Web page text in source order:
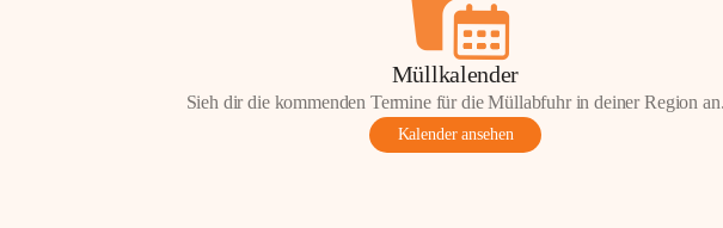
Müllkalender
Sieh dir die kommenden Termine für die Müllabfuhr in deiner Region
Kalender ansehen